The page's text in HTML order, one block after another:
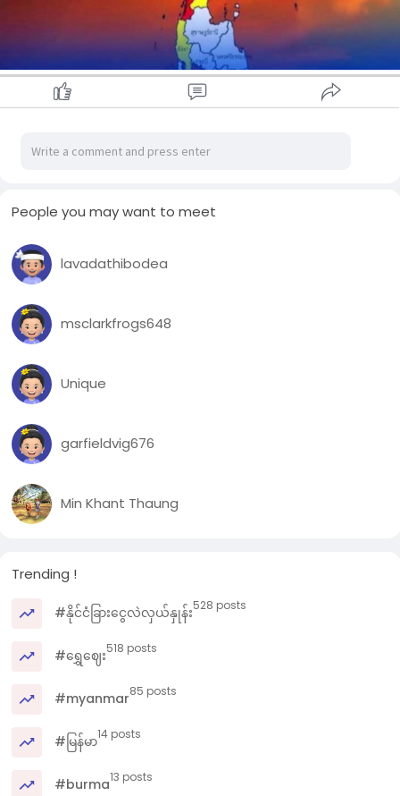
People you may want to meet
lavadathibodea
msclarkfrogs648
Unique
garfieldvig676
Min Khant Thaung
Trending !
#နိုင်ငံခြားငွေလဲလှယ်နှုန်း528 posts
#ရွှေဈေး518 posts
#myanmar85 posts
#မြန်မာ14 posts
#burma13 posts